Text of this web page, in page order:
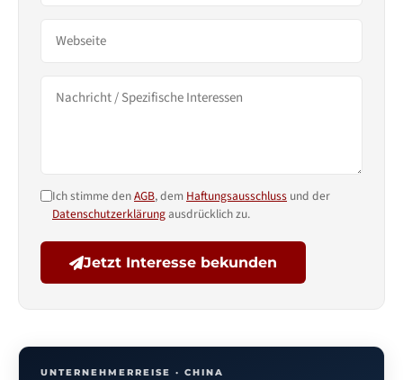
Ich stimme denAGB, dem Haftungsausschluss und der
Datenschutzerklärungausdrücklich zu.
Jetzt Interesse bekunden
UNTERNEHMERREISE · CHINA